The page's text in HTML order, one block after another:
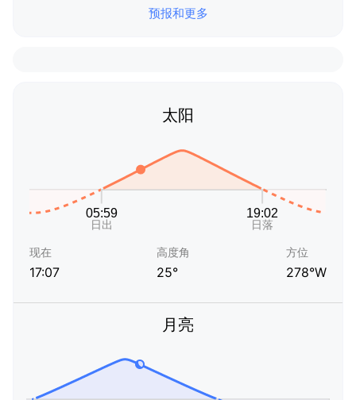
预报和更多
太阳
现在
17:07
高度角
25°
方位
278°W
月亮